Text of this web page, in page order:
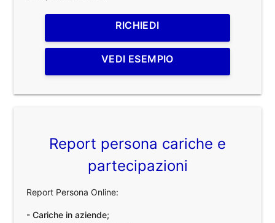
RICHIEDI
VEDI ESEMPIO
Report persona cariche e
partecipazioni
Report Persona Online:
- Cariche in aziende;